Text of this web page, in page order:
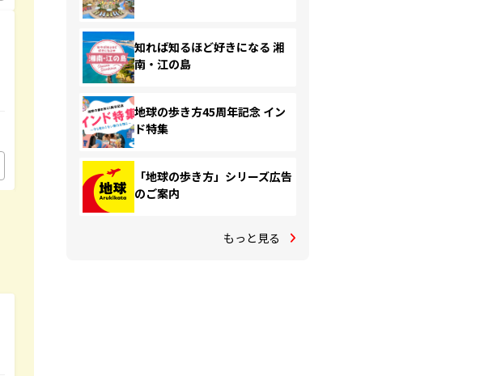
知れば知るほど好きになる 湘
南・江の島
地球の歩き方45周年記念 イン
ド特集
「地球の歩き方」シリーズ広告
のご案内
もっと見る